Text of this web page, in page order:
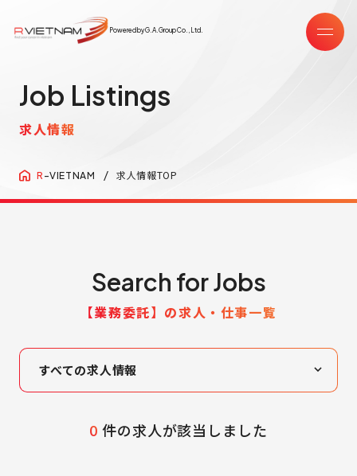
Powered by G.A.Group Co.,Ltd.
Job Listings
求人情報
R -VIETNAM 求人情報TOP
Search for Jobs
【業務委託】の求人・仕事一覧
すべての求人情報
高収入・高待遇
女性活躍
0 件の求人が該当しました